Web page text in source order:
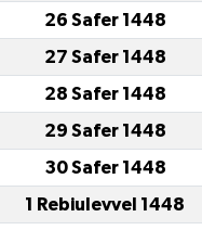
26 Safer 1448
27 Safer 1448
28 Safer 1448
29 Safer 1448
30 Safer 1448
1 Rebiulevvel 1448